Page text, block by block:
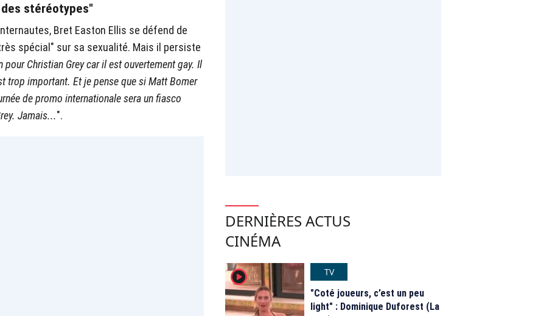
des stéréotypes"
Bret Easton Ellis se défend de
spécial" sur sa sexualité. Mais il persiste
pour Christian Grey car il est ouvertement gay. Il
trop important. Et je pense que si Matt Bomer
de promo internationale sera un fiasco
Jamais...".
DERNIÈRES ACTUS
CINÉMA
player2
TV
"Coté joueurs, c’est un peu
light" : Dominique Duforest (La